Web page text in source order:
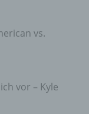
vs.
vor – Kyle